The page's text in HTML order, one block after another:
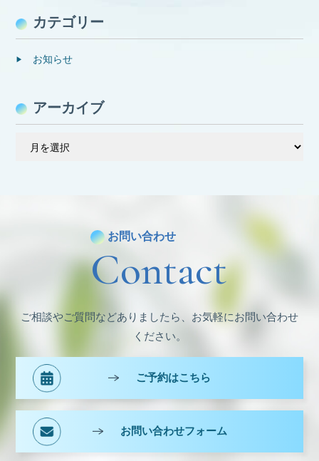
カテゴリー
お知らせ
アーカイブ
お問い合わせ
Contact
ご相談やご質問などありましたら、お気軽にお問い合わせ
ください。
ご予約はこちら
お問い合わせフォーム